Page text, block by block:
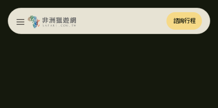
諮詢行程
諮詢行程